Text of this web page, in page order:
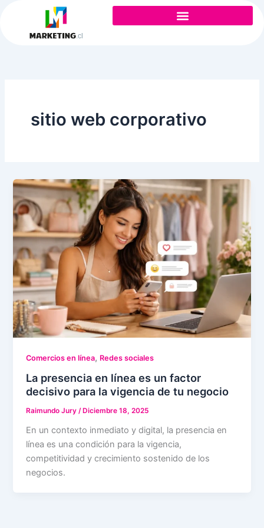
contenido
sitio web corporativo
Comercios en línea, Redes sociales
La presencia en línea es un factor
decisivo para la vigencia de tu negocio
Raimundo Jury/ Diciembre 18, 2025
En un contexto inmediato y digital, la presencia en
línea es una condición para la vigencia,
competitividad y crecimiento sostenido de los
negocios.